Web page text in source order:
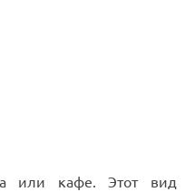
или кафе. Этот вид